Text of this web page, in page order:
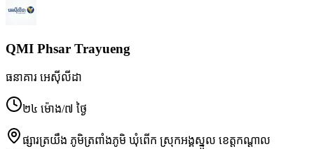
QMI Phsar Trayueng
ធនាគារ អេស៊ីលីដា
២៤ ម៉ោង/៧ ថ្ងៃ
ផ្សារត្រយឹង ភូមិត្រពាំងភូមិ ឃុំពើក ស្រុកអង្គស្នួល ខេត្តកណ្ដាល